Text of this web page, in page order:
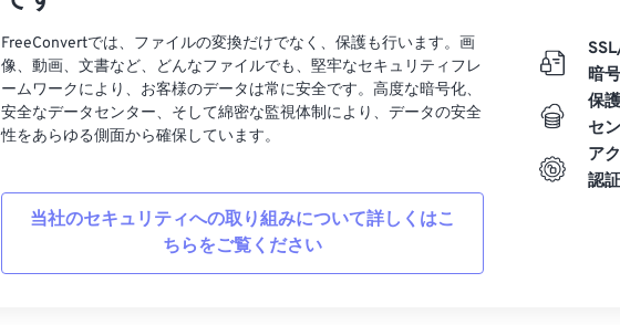
FreeConvertでは、ファイルの変換だけでなく、保護も行います。画
像、動画、文書など、どんなファイルでも、堅牢なセキュリティフレ
ームワークにより、お客様のデータは常に安全です。高度な暗号化、
安全なデータセンター、そして綿密な監視体制により、データの安全
性をあらゆる側面から確保しています。
当社のセキュリティへの取り組みについて詳しくはこ
ちらをご覧ください
暗
保
セ
ア
認証